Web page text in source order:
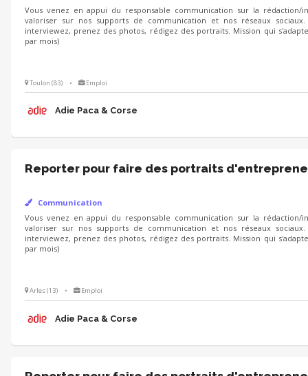
Vous venez en appui du responsable communication sur la
valoriser sur nos supports de communication et nos réseaux
interviewez, prenez des photos, rédigez des portraits. Mission qui
par mois)
Toulon (83) • Emploi
Adie Paca & Corse
Reporter pour faire des portraits
Communication
Vous venez en appui du responsable communication sur la
valoriser sur nos supports de communication et nos réseaux
interviewez, prenez des photos, rédigez des portraits. Mission qui
par mois)
Arles (13) • Emploi
Adie Paca & Corse